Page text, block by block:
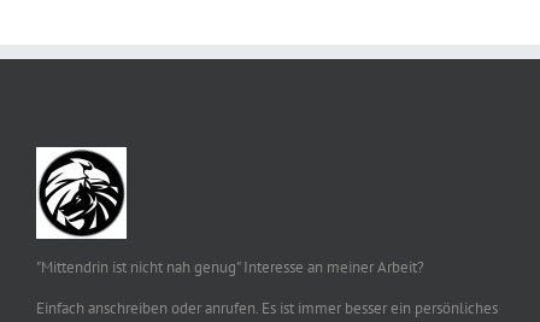
"Mittendrin ist nicht nah genug" Interesse an meiner Arbeit?
Einfach anschreiben oder anrufen. Es ist immer besser ein persönliches